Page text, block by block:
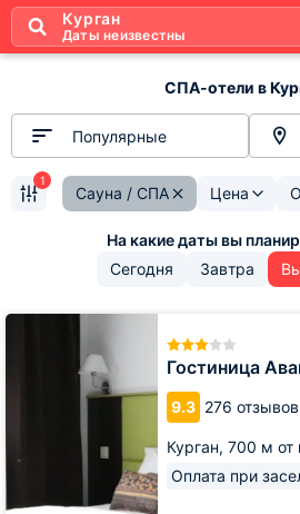
Курган
Даты неизвестны
СПА-отели в
Популярные
Сауна / СПА Цена
1
Сегодня Завтра
Гостиница
9.3 276
Курган, 700 м от
Оплата при
Гостиница